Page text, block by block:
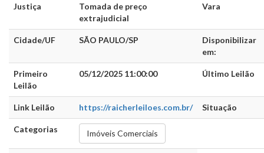
Justiça
Tomada de preço
extrajudicial
Vara
Cidade/UF SÃO PAULO/SP
Disponibilizar
em:
Primeiro
Leilão
05/12/2025 11:00:00 Último Leilão
Link Leilão https://raicherleiloes.com.br/ Situação
Categorias Imóveis Comerciais